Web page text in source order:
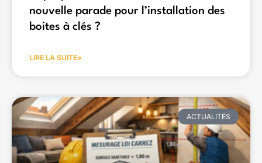
nouvelle parade pour l’installation des
boites à clés ?
LIRE LA SUITE»
ACTUALITÉS